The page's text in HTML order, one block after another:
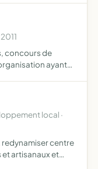
concours de
ayant
local ·
redynamiser centre
artisanaux et